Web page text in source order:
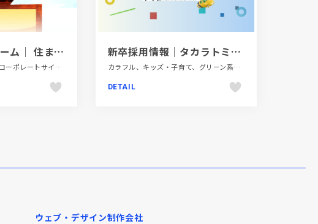
ハイブリッドホーム｜ 住まいの総合リフォーム・サービス
イラスト、カラフル、コーポレートサイト、スクロールエフェクト、ポップ、建設・住宅・不動産
新卒採用情報｜タカラトミーグループ
カラフル、キッズ・子育て、グリーン系、シンプル、スクロールエフェクト、スタイリッシュ、ナチュラル、ピンク系、ブルー系、ホワイト系、モーション多め、大きめ写真、新卒・中途採用サイト、金融・法律・人材・専門職
DETAIL
ウェブ・デザイン制作会社